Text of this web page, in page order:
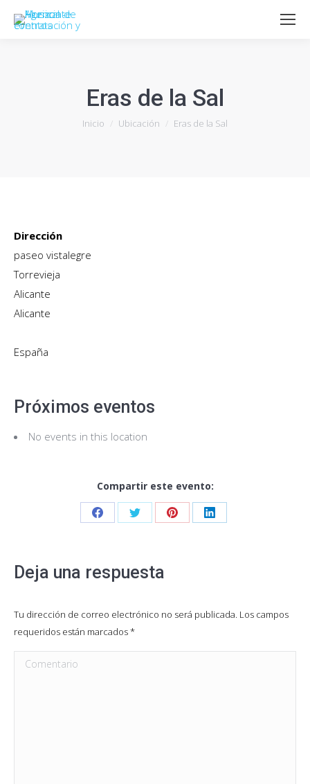
Eras de la Sal
Estás aquí:
Inicio Ubicación Eras de la Sal
Dirección
paseo vistalegre
Torrevieja
Alicante
Alicante
España
Próximos eventos
No events in this location
Compartir este evento:
Share Share
Twitter
Share Share
Deja una respuesta
Tu dirección de correo electrónico no será publicada. Los campos
requeridos están marcados*
Comentario